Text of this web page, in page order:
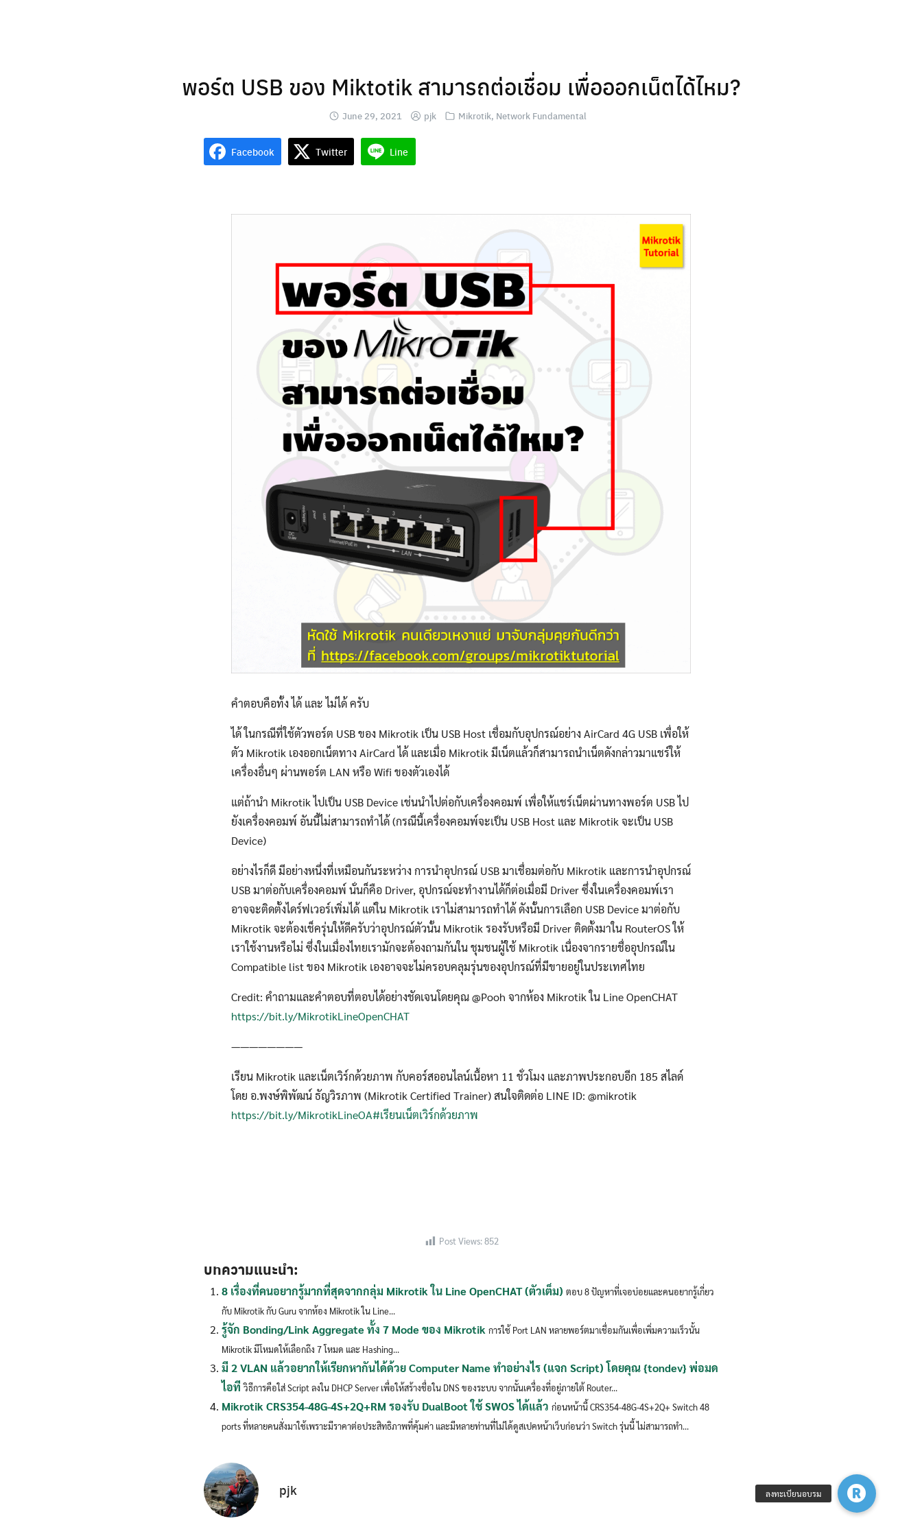
Search
for:
พอร์ต USB ของ Miktotik สามารถต่อเชื่อม เพื่อออกเน็ตได้ไหม?
June 29, 2021 pjk Mikrotik, Network Fundamental
Facebook Twitter Line
คำตอบคือทั้ง ได้ และ ไม่ได้ ครับ
ได้ ในกรณีที่ใช้ตัวพอร์ต USB ของ Mikrotik เป็น USB Host เชื่อมกับอุปกรณ์อย่าง AirCard 4G USB เพื่อให้
ตัว Mikrotik เองออกเน็ตทาง AirCard ได้ และเมื่อ Mikrotik มีเน็ตแล้วก็สามารถนำเน็ตดังกล่าวมาแชร์ให้
เครื่องอื่นๆ ผ่านพอร์ต LAN หรือ Wifi ของตัวเองได้
แต่ถ้านำ Mikrotik ไปเป็น USB Device เช่นนำไปต่อกับเครื่องคอมพ์ เพื่อให้แชร์เน็ตผ่านทางพอร์ต USB ไป
ยังเครื่องคอมพ์ อันนี้ไม่สามารถทำได้ (กรณีนี้เครื่องคอมพ์จะเป็น USB Host และ Mikrotik จะเป็น USB
Device)
อย่างไรก็ดี มีอย่างหนึ่งที่เหมือนกันระหว่าง การนำอุปกรณ์ USB มาเชื่อมต่อกับ Mikrotik และการนำอุปกรณ์
USB มาต่อกับเครื่องคอมพ์ นั่นก็คือ Driver, อุปกรณ์จะทำงานได้ก็ต่อเมื่อมี Driver ซึ่งในเครื่องคอมพ์เรา
อาจจะติดตั้งไดร์ฟเวอร์เพิ่มได้ แต่ใน Mikrotik เราไม่สามารถทำได้ ดังนั้นการเลือก USB Device มาต่อกับ
Mikrotik จะต้องเช็ครุ่นให้ดีครับว่าอุปกรณ์ตัวนั้น Mikrotik รองรับหรือมี Driver ติดตั้งมาใน RouterOS ให้
เราใช้งานหรือไม่ ซึ่งในเมื่องไทยเรามักจะต้องถามกันใน ชุมชนผู้ใช้ Mikrotik เนื่องจากรายชื่ออุปกรณ์ใน
Compatible list ของ Mikrotik เองอาจจะไม่ครอบคลุมรุ่นของอุปกรณ์ที่มีขายอยู่ในประเทศไทย
Credit: คำถามและคำตอบที่ตอบได้อย่างชัดเจนโดยคุณ @Pooh จากห้อง Mikrotik ใน Line OpenCHAT
https://bit.ly/MikrotikLineOpenCHAT
————————
เรียน Mikrotik และเน็ตเวิร์กด้วยภาพ กับคอร์สออนไลน์เนื้อหา 11 ชั่วโมง และภาพประกอบอีก 185 สไลด์
โดย อ.พงษ์พิพัฒน์ ธัญวิรภาพ (Mikrotik Certified Trainer) สนใจติดต่อ LINE ID: @mikrotik
https://bit.ly/MikrotikLineOA#เรียนเน็ตเวิร์กด้วยภาพ
Post Views:852
บทความแนะนำ:
8 เรื่องที่คนอยากรู้มากที่สุดจากกลุ่ม Mikrotik ใน Line OpenCHAT (ตัวเต็ม) ตอบ 8 ปัญหาที่เจอบ่อยและคนอยากรู้เกี่ยว
กับ Mikrotik กับ Guru จากห้อง Mikrotik ใน Line...
รู้จัก Bonding/Link Aggregate ทั้ง 7 Mode ของ Mikrotik การใช้ Port LAN หลายพอร์ตมาเชื่อมกันเพื่อเพิ่มความเร็วนั้น
Mikrotik มีโหมดให้เลือกถึง 7 โหมด และ Hashing...
มี 2 VLAN แล้วอยากให้เรียกหากันได้ด้วย Computer Name ทำอย่างไร (แจก Script) โดยคุณ {tondev} พ่อมด
ไอที วิธีการคือใส่ Script ลงใน DHCP Server เพื่อให้สร้างชื่อใน DNS ของระบบ จากนั้นเครื่องที่อยู่ภายใต้ Router...
Mikrotik CRS354-48G-4S+2Q+RM รองรับ DualBoot ใช้ SWOS ได้แล้ว ก่อนหน้านี้ CRS354-48G-4S+2Q+ Switch 48
ports ที่หลายคนสั่งมาใช้เพราะมีราคาต่อประสิทธิภาพที่คุ้มค่า และมีหลายท่านที่ไม่ได้ดูสเปคหน้าเว็บก่อนว่า Switch รุ่นนี้ ไม่สามารถทำ...
pjk